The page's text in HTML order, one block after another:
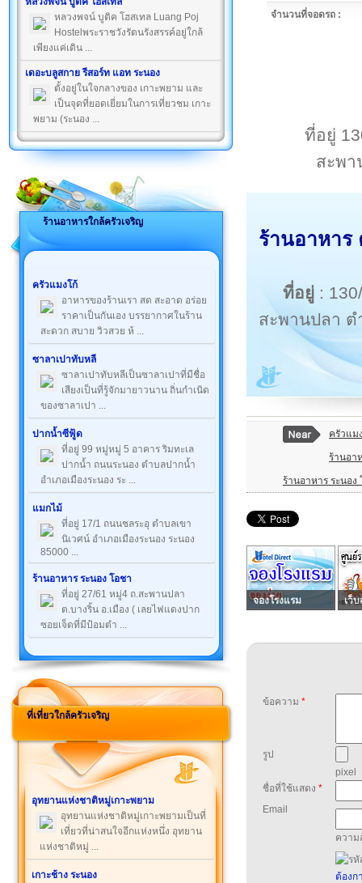
หลวงพจน์ บูติค โฮสเทล Luang Poj
Hostelพระราชวังรัตนรังสรรค์อยู่ใกล้
เพียงแค่เดิน ...
เดอะบลูสกาย รีสอร์ท แอท ระนอง
ตั้งอยู่ในใจกลางของ เกาะพยาม และ
เป็นจุดที่ยอดเยี่ยมในการเที่ยวชม เกาะ
พยาม (ระนอง ...
ร้านอาหารใกล้ครัวเจริญ
ครัวแมงโก้
อาหารของร้านเรา สด สะอาด อร่อย
ราคาเป็นกันเอง บรรยากาศในร้าน
สะดวก สบาย วิวสวย ห้ ...
ซาลาเปาทับหลี
ซาลาเปาทับหลีเป็นซาลาเปาที่มีชื่อ
เสียงเป็นที่รู้จักมายาวนาน ถิ่นกำเนิด
ของซาลาเปา ...
ปากน้ำซีฟู้ด
ที่อยู่ 99 หมู่หมู่ 5 อาคาร ริมทะเล
ปากน้ำ ถนนระนอง ตำบลปากน้ำ
อำเภอเมืองระนอง ระ ...
แมกไม้
ที่อยู่ 17/1 ถนนชลระอุ ตำบลเขา
นิเวศน์ อำเภอเมืองระนอง ระนอง
85000 ...
ร้านอาหาร ระนอง โอชา
ที่อยู่ 27/61 หมู่4 ถ.สะพานปลา
ต.บางริ้น อ.เมือง ( เลยไฟแดงปาก
ซอยเจ็ดที่มีป้อมตำ ...
ที่เที่ยวใกล้ครัวเจริญ
อุทยานแห่งชาติหมู่เกาะพยาม
อุทยานแห่งชาติหมู่เกาะพยามเป็นที่
เที่ยวที่น่าสนใจอีกแห่งหนึ่ง อุทยาน
แห่งชาติหมู่ ...
เกาะช้าง ระนอง
จำนวนที่จอดรถ :
ที่อยู่
สะพา
ร้านอาหาร
ที่อยู่ :
สะพานปลา ต
ครัวแม
ร้านอา
ร้านอาหาร ระนอง
จองโรงแรม เว็บ
ข้อความ *
รูป
pixel
ชื่อที่ใช้แสดง *
Email
ความ
ต้องก